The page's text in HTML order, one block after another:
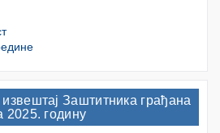
Заштитника грађана
2025. годину